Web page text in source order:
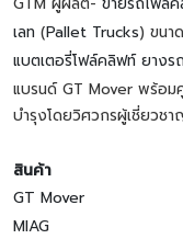
เลท (Pallet Trucks) ขนา
แบตเตอรี่โฟล์คลิฟท์ ยางร
แบรนด์ GT Mover พร้อม
บำรุงโดยวิศวกรผู้เชี่ยวช
สินค้า
GT Mover
MIAG